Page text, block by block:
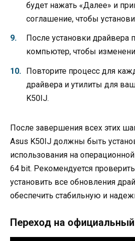
будет нажать «Далее» и
соглашение, чтобы
После установки драйвера
компьютер, чтобы
Повторите процесс для
драйвера и утилиты для
K50IJ.
После завершения всех этих
Asus K50IJ должны быть
использования на
64 bit. Рекомендуется
установить все обновления
обеспечить стабильную и
Переход на